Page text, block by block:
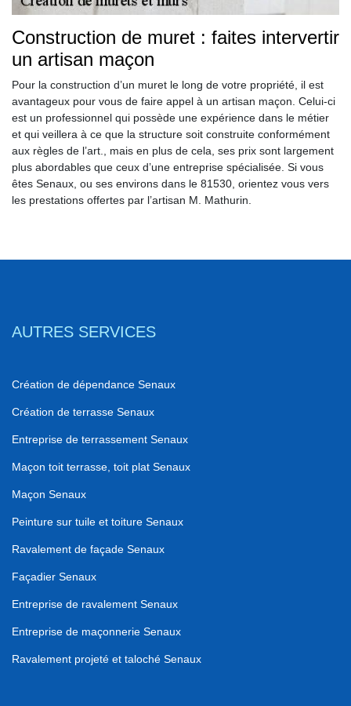
Construction de muret : faites intervertir
un artisan maçon
Pour la construction d’un muret le long de votre propriété, il est
avantageux pour vous de faire appel à un artisan maçon. Celui-ci
est un professionnel qui possède une expérience dans le métier
et qui veillera à ce que la structure soit construite conformément
aux règles de l’art., mais en plus de cela, ses prix sont largement
plus abordables que ceux d’une entreprise spécialisée. Si vous
êtes Senaux, ou ses environs dans le 81530, orientez vous vers
les prestations offertes par l’artisan M. Mathurin.
AUTRES SERVICES
Création de dépendance Senaux
Création de terrasse Senaux
Entreprise de terrassement Senaux
Maçon toit terrasse, toit plat Senaux
Maçon Senaux
Peinture sur tuile et toiture Senaux
Ravalement de façade Senaux
Façadier Senaux
Entreprise de ravalement Senaux
Entreprise de maçonnerie Senaux
Ravalement projeté et taloché Senaux